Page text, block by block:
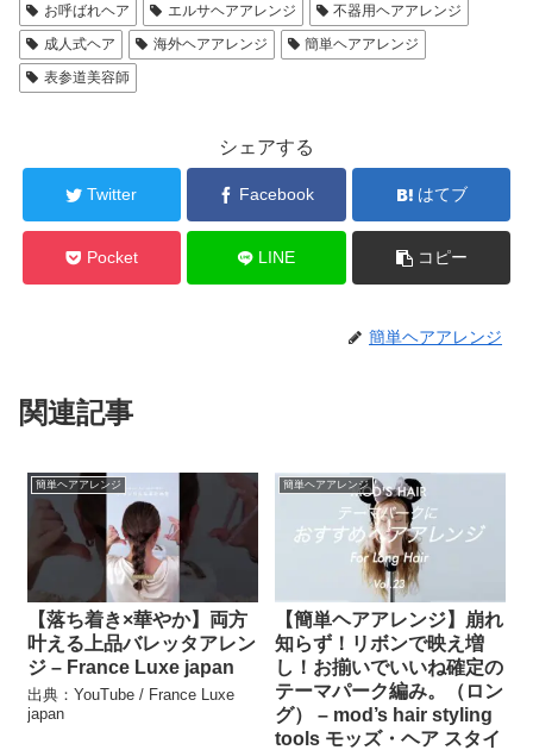
お呼ばれヘア
エルサヘアアレンジ
不器用ヘアアレンジ
成人式ヘア
海外ヘアアレンジ
簡単ヘアアレンジ
表参道美容師
シェアする
Twitter Facebook はてブ
Pocket LINE コピー
簡単ヘアアレンジ
関連記事
簡単ヘアアレンジ
【落ち着き×華やか】両方
叶える上品バレッタアレン
ジ – France Luxe japan
出典：YouTube / France Luxe
japan
簡単ヘアアレンジ
【簡単ヘアアレンジ】崩れ
知らず！リボンで映え増
し！お揃いでいいね確定の
テーマパーク編み。（ロン
グ） – mod’s hair styling
tools モッズ・ヘア スタイ